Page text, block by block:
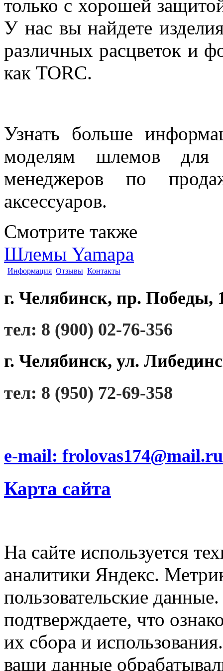
только с хорошей
У нас вы найдете
различных расцветок и
как TORC.
Узнать больше
моделям шлемов для
менеджеров по
аксессуаров.
Смотрите также
Шлемы Yamapa
Информация Отзывы Контакты
г. Челябинск, пр. Победы,
тел: 8 (900) 02-76-356
г. Челябинск, ул.
тел: 8 (950) 72-69-358
e-mail: frolovas174@mail.ru
Карта сайта
На сайте используется
аналитики Яндекс.
пользовательские
подтверждаете, что
их сбора и
ваши данные